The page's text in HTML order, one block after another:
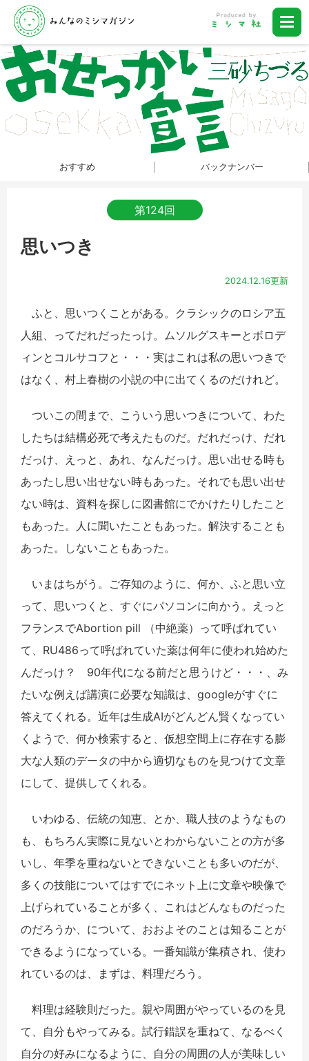
おすすめ バックナンバー
第124回
思いつき
2024.12.16更新
ふと、思いつくことがある。クラシックのロシア五
人組、ってだれだったっけ。ムソルグスキーとボロデ
ィンとコルサコフと・・・実はこれは私の思いつきで
はなく、村上春樹の小説の中に出てくるのだけれど。
ついこの間まで、こういう思いつきについて、わた
したちは結構必死で考えたものだ。だれだっけ、だれ
だっけ、えっと、あれ、なんだっけ。思い出せる時も
あったし思い出せない時もあった。それでも思い出せ
ない時は、資料を探しに図書館にでかけたりしたこと
もあった。人に聞いたこともあった。解決することも
あった。しないこともあった。
いまはちがう。ご存知のように、何か、ふと思い立
って、思いつくと、すぐにパソコンに向かう。えっと
フランスでAbortion pill （中絶薬）って呼ばれてい
て、RU486って呼ばれていた薬は何年に使われ始めた
んだっけ？ 90年代になる前だと思うけど・・・、み
たいな例えば講演に必要な知識は、googleがすぐに
答えてくれる。近年は生成AIがどんどん賢くなってい
くようで、何か検索すると、仮想空間上に存在する膨
大な人類のデータの中から適切なものを見つけて文章
にして、提供してくれる。
いわゆる、伝統の知恵、とか、職人技のようなもの
も、もちろん実際に見ないとわからないことの方が多
いし、年季を重ねないとできないことも多いのだが、
多くの技能についてはすでにネット上に文章や映像で
上げられていることが多く、これはどんなものだった
のだろうか、について、おおよそのことは知ることが
できるようになっている。一番知識が集積され、使わ
れているのは、まずは、料理だろう。
料理は経験則だった。親や周囲がやっているのを見
て、自分もやってみる。試行錯誤を重ねて、なるべく
自分の好みになるように、自分の周囲の人が美味しい